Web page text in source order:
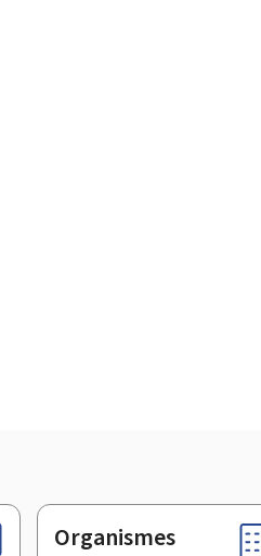
Organismes